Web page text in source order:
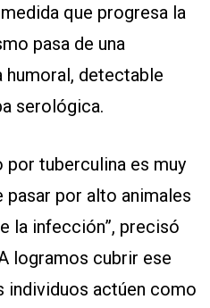
que progresa la
pasa de una
humoral, detectable
serológica.
tuberculina es muy
por alto animales
la infección”, precisó
logramos cubrir ese
individuos actúen como